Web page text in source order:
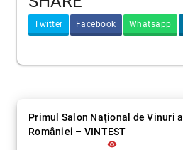
Twitter Facebook Whatsapp
Primul Salon Naţional de Vinuri al
României – VINTEST
visibility